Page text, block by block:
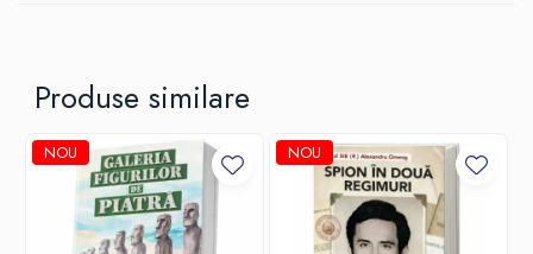
de-o viață și omagiul pentru tot ce înseamnă Florin Piersic pentru
prea târziu.
*Prin intermediul acestei cărți, ne dorim să ne protejăm marile
valori și să le prelungim existența pe scena vieții, în ochii celor care
încă iubesc frumosul, cât și pentru a-i încuraja pe cei mai tineri să
descopere ce înseamnă frumosul, cultura și valoarea
Produse similare
NOU NOU